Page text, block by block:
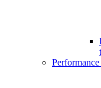
Performance